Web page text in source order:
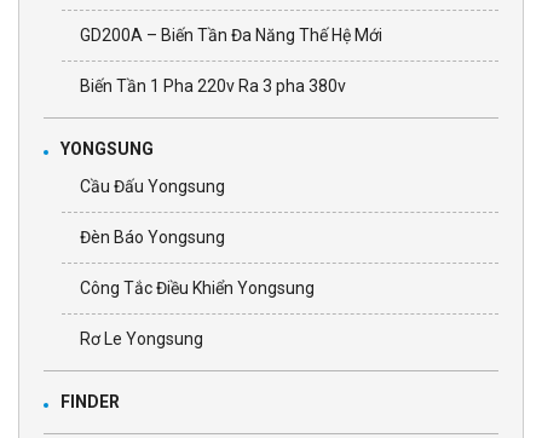
GD200A – Biến Tần Đa Năng Thế Hệ Mới
Biến Tần 1 Pha 220v Ra 3 pha 380v
YONGSUNG
Cầu Đấu Yongsung
Đèn Báo Yongsung
Công Tắc Điều Khiển Yongsung
Rơ Le Yongsung
FINDER